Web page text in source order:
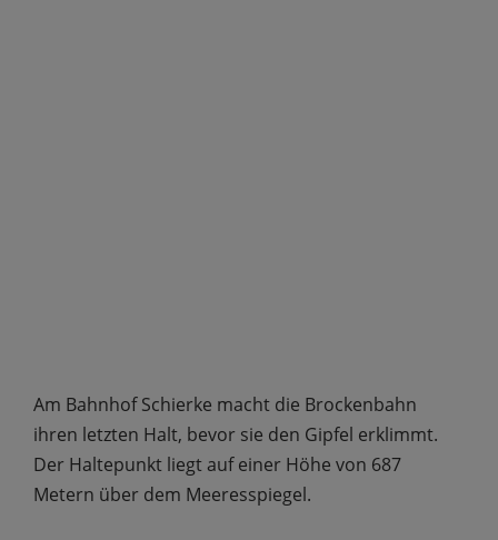
Am Bahnhof Schierke macht die Brockenbahn
ihren letzten Halt, bevor sie den Gipfel erklimmt.
Der Haltepunkt liegt auf einer Höhe von 687
Metern über dem Meeresspiegel.